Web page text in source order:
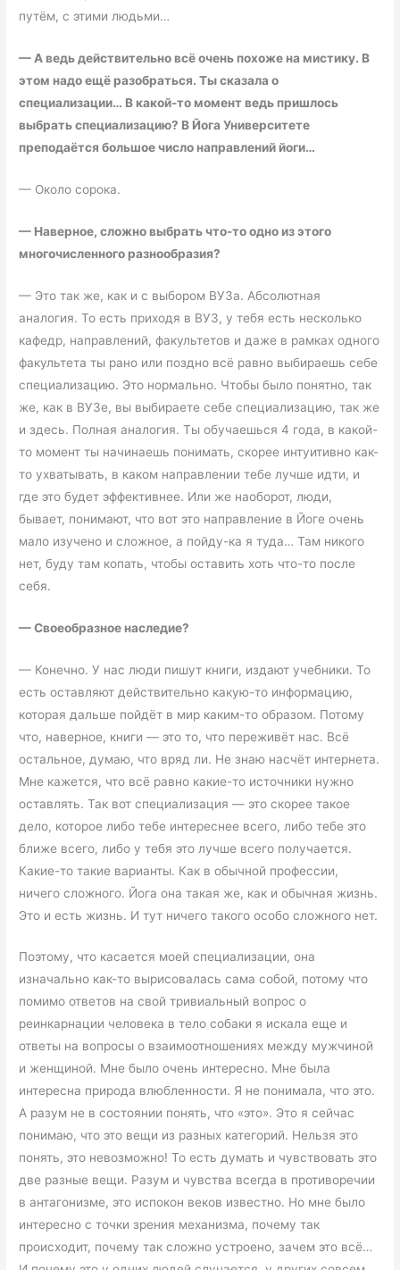
путём, с этими людьми…
— А ведь действительно всё очень похоже на мистику. В
этом надо ещё разобраться. Ты сказала о
специализации… В какой-то момент ведь пришлось
выбрать специализацию? В Йога Университете
преподаётся большое число направлений йоги…
— Около сорока.
— Наверное, сложно выбрать что-то одно из этого
многочисленного разнообразия?
— Это так же, как и с выбором ВУЗа. Абсолютная
аналогия. То есть приходя в ВУЗ, у тебя есть несколько
кафедр, направлений, факультетов и даже в рамках одного
факультета ты рано или поздно всё равно выбираешь себе
специализацию. Это нормально. Чтобы было понятно, так
же, как в ВУЗе, вы выбираете себе специализацию, так же
и здесь. Полная аналогия. Ты обучаешься 4 года, в какой-
то момент ты начинаешь понимать, скорее интуитивно как-
то ухватывать, в каком направлении тебе лучше идти, и
где это будет эффективнее. Или же наоборот, люди,
бывает, понимают, что вот это направление в Йоге очень
мало изучено и сложное, а пойду-ка я туда… Там никого
нет, буду там копать, чтобы оставить хоть что-то после
себя.
—Своеобразное наследие?
— Конечно. У нас люди пишут книги, издают учебники. То
есть оставляют действительно какую-то информацию,
которая дальше пойдёт в мир каким-то образом. Потому
что, наверное, книги — это то, что переживёт нас. Всё
остальное, думаю, что вряд ли. Не знаю насчёт интернета.
Мне кажется, что всё равно какие-то источники нужно
оставлять. Так вот специализация — это скорее такое
дело, которое либо тебе интереснее всего, либо тебе это
ближе всего, либо у тебя это лучше всего получается.
Какие-то такие варианты. Как в обычной профессии,
ничего сложного. Йога она такая же, как и обычная жизнь.
Это и есть жизнь. И тут ничего такого особо сложного нет.
Поэтому, что касается моей специализации, она
изначально как-то вырисовалась сама собой, потому что
помимо ответов на свой тривиальный вопрос о
реинкарнации человека в тело собаки я искала еще и
ответы на вопросы о взаимоотношениях между мужчиной
и женщиной. Мне было очень интересно. Мне была
интересна природа влюбленности. Я не понимала, что это.
А разум не в состоянии понять, что «это». Это я сейчас
понимаю, что это вещи из разных категорий. Нельзя это
понять, это невозможно! То есть думать и чувствовать это
две разные вещи. Разум и чувства всегда в противоречии
в антагонизме, это испокон веков известно. Но мне было
интересно с точки зрения механизма, почему так
происходит, почему так сложно устроено, зачем это всё…